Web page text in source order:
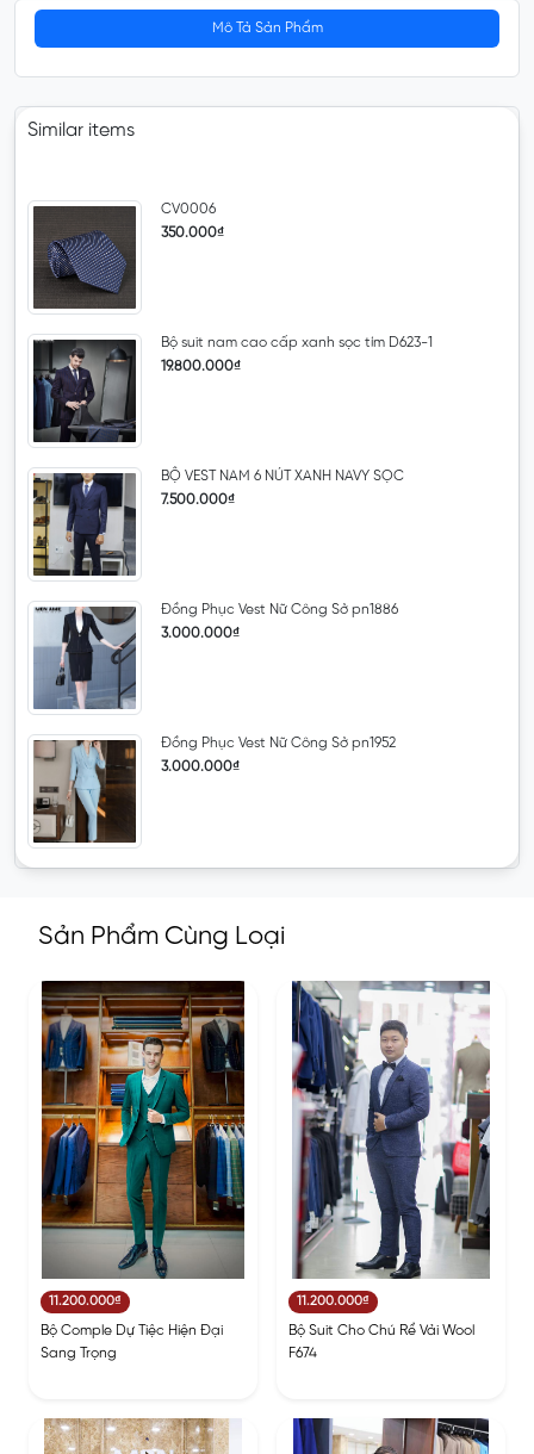
Mô Tả Sản Phẩm
Similar items
CV0006
350.000₫
Bộ suit nam cao cấp xanh sọc tím D623-1
19.800.000₫
BỘ VEST NAM 6 NÚT XANH NAVY SỌC
7.500.000₫
Đồng Phục Vest Nữ Công Sở pn1886
3.000.000₫
Đồng Phục Vest Nữ Công Sở pn1952
3.000.000₫
Sản Phẩm Cùng Loại
11.200.000₫
Bộ Comple Dự Tiệc Hiện Đại
Sang Trọng
11.200.000₫
Bộ Suit Cho Chú Rể Vải Wool
F674